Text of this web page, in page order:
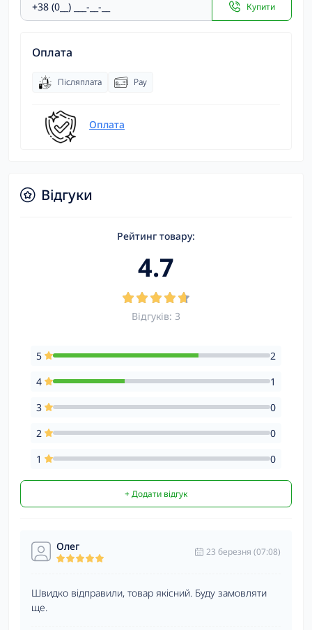
Купити
Оплата
Післяплата Pay
Оплата
Відгуки
Рейтинг товару:
4.7
Відгуків: 3
5
2
4
1
3
0
2
0
1
0
+ Додати відгук
Олег 23 березня (07:08)
Швидко відправили, товар якісний. Буду замовляти
ще.